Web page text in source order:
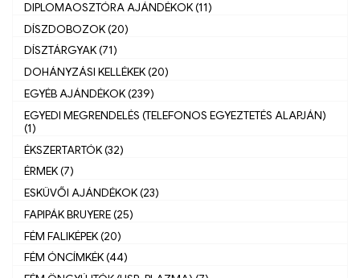
DIPLOMAOSZTÓRA AJÁNDÉKOK (11)
DÍSZDOBOZOK (20)
DÍSZTÁRGYAK (71)
DOHÁNYZÁSI KELLÉKEK (20)
EGYÉB AJÁNDÉKOK (239)
EGYEDI MEGRENDELÉS (TELEFONOS EGYEZTETÉS ALAPJÁN)
(1)
ÉKSZERTARTÓK (32)
ÉRMEK (7)
ESKÜVŐI AJÁNDÉKOK (23)
FAPIPÁK BRUYERE (25)
FÉM FALIKÉPEK (20)
FÉM ÓNCÍMKÉK (44)